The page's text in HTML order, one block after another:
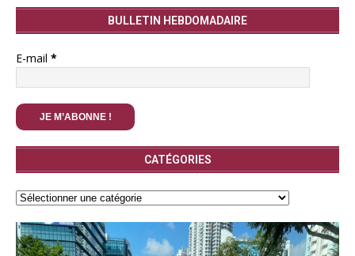
BULLETIN HEBDOMADAIRE
E-mail *
CATÉGORIES